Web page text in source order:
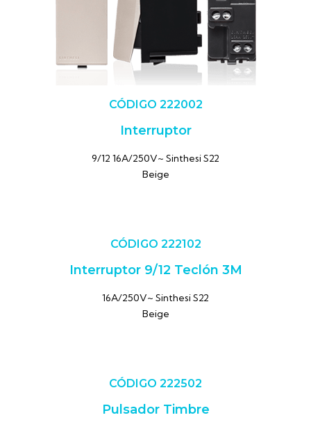
CÓDIGO 222002
Interruptor
9/12 16A/250V~ Sinthesi S22
Beige
CÓDIGO 222102
Interruptor 9/12 Teclón 3M
16A/250V~ Sinthesi S22
Beige
CÓDIGO 222502
Pulsador Timbre